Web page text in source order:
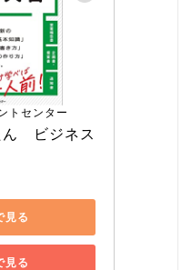
トセンター
　ビジネス
見る
見る